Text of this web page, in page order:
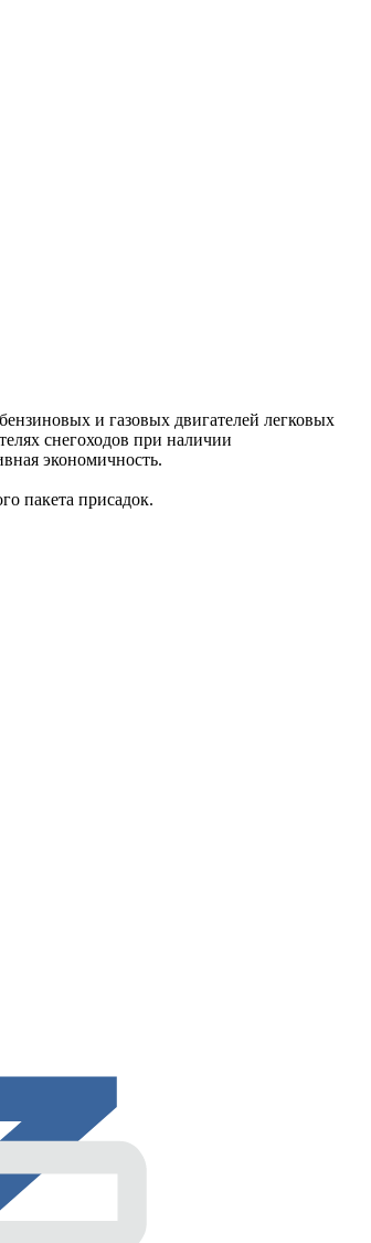
и газовых двигателей легковых
снегоходов при наличии
экономичность.
пакета присадок.